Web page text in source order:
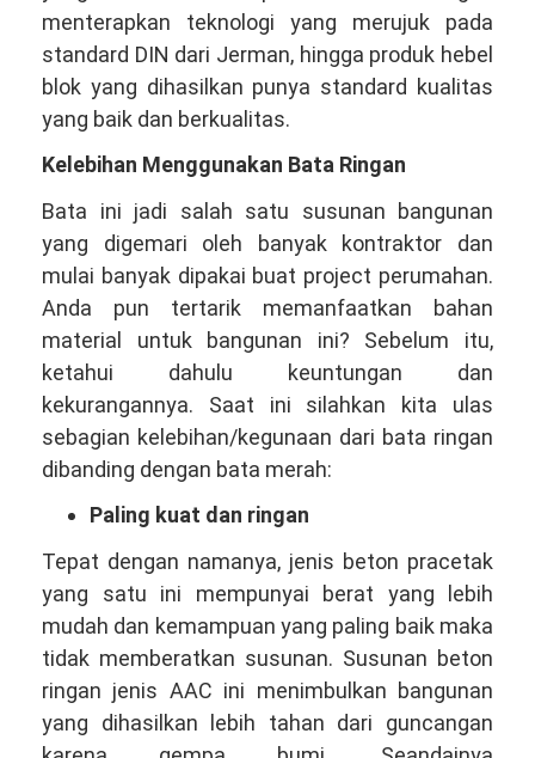
menterapkan teknologi yang merujuk pada
standard DIN dari Jerman, hingga produk hebel
blok yang dihasilkan punya standard kualitas
yang baik dan berkualitas.
Kelebihan Menggunakan Bata Ringan
Bata ini jadi salah satu susunan bangunan
yang digemari oleh banyak kontraktor dan
mulai banyak dipakai buat project perumahan.
Anda pun tertarik memanfaatkan bahan
material untuk bangunan ini? Sebelum itu,
ketahui dahulu keuntungan dan
kekurangannya. Saat ini silahkan kita ulas
sebagian kelebihan/kegunaan dari bata ringan
dibanding dengan bata merah:
Paling kuat dan ringan
Tepat dengan namanya, jenis beton pracetak
yang satu ini mempunyai berat yang lebih
mudah dan kemampuan yang paling baik maka
tidak memberatkan susunan. Susunan beton
ringan jenis AAC ini menimbulkan bangunan
yang dihasilkan lebih tahan dari guncangan